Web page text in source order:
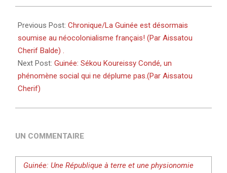
09-
17
Previous Post: Chronique/La Guinée est désormais
soumise au néocolonialisme français! (Par Aissatou
Cherif Balde) .
Next Post: Guinée: Sékou Koureissy Condé, un
phénomène social qui ne déplume pas.(Par Aissatou
Cherif)
UN COMMENTAIRE
Guinée: Une République à terre et une physionomie